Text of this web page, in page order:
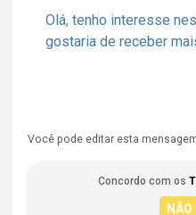
Você pode editar esta
Concordo com os